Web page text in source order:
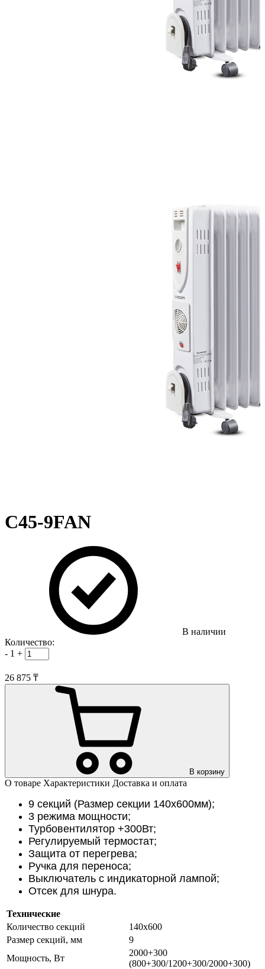
C45-9FAN
В наличии
Количество:
- 1 +
26 875 ₸
В корзину
О товаре Характеристики Доставка и оплата
9 секций (Размер секции 140х600мм);
3 режима мощности;
Турбовентилятор +300Вт;
Регулируемый термостат;
Защита от перегрева;
Ручка для переноса;
Выключатель с индикаторной лампой;
Отсек для шнура.
Технические
Количество секций
140х600
Размер секций, мм
9
Мощность, Вт
2000+300
(800+300/1200+300/2000+300)